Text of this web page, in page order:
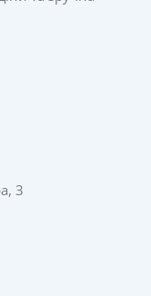
3